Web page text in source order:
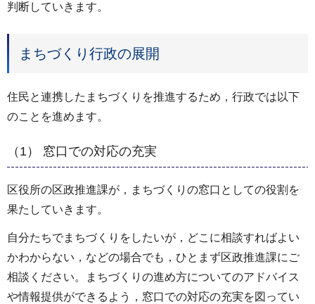
判断していきます。
まちづくり行政の展開
住民と連携したまちづくりを推進するため，行政では以下
のことを進めます。
（1） 窓口での対応の充実
区役所の区政推進課が，まちづくりの窓口としての役割を
果たしていきます。
自分たちでまちづくりをしたいが，どこに相談すればよい
かわからない，などの場合でも，ひとまず区政推進課にご
相談ください。まちづくりの進め方についてのアドバイス
や情報提供ができるよう，窓口での対応の充実を図ってい